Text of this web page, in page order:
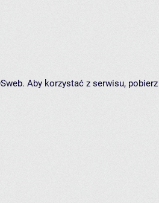
Aby korzystać z serwisu,